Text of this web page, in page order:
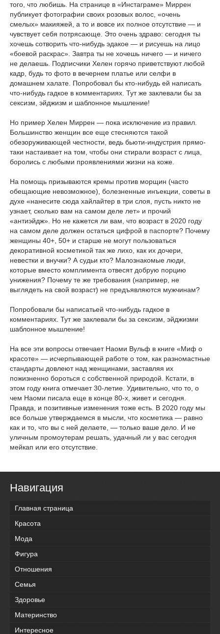
того, что любишь. На странице в «Инстаграме» Миррен
публикует фотографии своих розовых волос, «очень
смелых» макияжей, а то и вовсе их полное отсутствие — и
чувствует себя потрясающе. Это очень здраво: сегодня ты
хочешь сотворить что-нибудь эдакое — и рисуешь на лицо
«боевой раскрас». Завтра ты не хочешь ничего — и ничего
не делаешь. Подписчики Хелен горячо приветствуют любой
кадр, будь то фото в вечернем платье или селфи в
домашнем халате. Попробовал бы кто-нибудь ей написать
что-нибудь гадкое в комментариях. Тут же заклевали бы за
сексизм, эйджизм и шаблонное мышление!
Но пример Хелен Миррен — пока исключение из правил.
Большинство женщин все еще стесняются такой
обезоруживающей честности, ведь бьюти-индустрия прямо-
таки настаивает на том, чтобы они стирали возраст с лица,
боролись с любыми проявлениями жизни на коже.
На помощь призываются кремы против морщин (часто
обещающие невозможное), болезненные инъекции, советы в
духе «нанесите сюда хайлайтер в три слоя, пусть никто не
узнает, сколько вам на самом деле лет» и прочий
«антиэйдж». Но не кажется ли вам, что возраст в 2020 году
на самом деле должен остаться цифрой в паспорте? Почему
женщины 40+, 50+ и старше не могут пользоваться
декоративной косметикой так же лихо, как их дочери,
невестки и внучки? А судьи кто? Малознакомые люди,
которые вместо комплимента отвесят добрую порцию
унижения? Почему те же требования (например, не
выглядеть на свой возраст) не предъявляются мужчинам?
Попробовали бы написатьей что-нибудь гадкое в
комментариях. Тут же заклевали бы за сексизм, эйджизми
шаблонное мышление!
На все эти вопросы отвечает Наоми Вульф в книге «Миф о
красоте» — исчерпывающей работе о том, как разномастные
стандарты довлеют над женщинами, заставляя их
пожизненно бороться с собственной природой. Кстати, в
этом году книга отмечает 30-летие. Удивительно, что то, о
чем Наоми писала еще в конце 80-х, живет и сегодня.
Правда, и позитивные изменения тоже есть. В 2020 году мы
все больше утверждаемся в мысли, что косметика — равно
как и то, что вы с ней делаете, — только ваше дело. И не
уличным промоутерам решать, удачный ли у вас сегодня
мейкап или его отсутствие.
Навигация
Главная страница
Красота
Мода
Фигура
Отношения
Семья
Здоровье
Материнство
Интересное